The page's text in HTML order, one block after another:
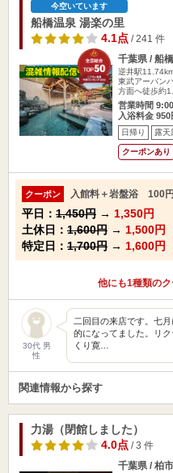
今空いています
船橋温泉 湯楽の里
4.1点/ 241 件
千葉県 / 船
逆井駅
東武アーバン
方面へ徒歩約
営業時間
入浴料金 950
日帰り 露天
クーポンあり
クーポン 入館料＋岩盤浴 100
平日： 1,450円 → 1,350円
土休日： 1,600円 → 1,500円
特定日： 1,700円 → 1,600円
他にも1種類の
30代 男
性
二回目の来店です。七
的になってました。リ
くり寛…
関連情報から探す
力湯（閉館しました）
4.0点/ 3 件
千葉県 / 柏市